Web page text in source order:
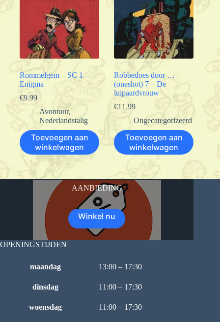
Rommelgem – SC 1 –
Enigma
€9.99
Avontuur,
Nederlandstalig
Toevoegen aan
winkelwagen
Robbedoes door …
(oneshot) 7 – De
luipaardvrouw
€11.99
Ongecategorizeerd
Toevoegen aan
winkelwagen
AANBIEDING
Winkel nu
OPENINGSTIJDEN
maandag 13:00 – 17:30
dinsdag 11:00 – 17:30
woensdag 11:00 – 17:30